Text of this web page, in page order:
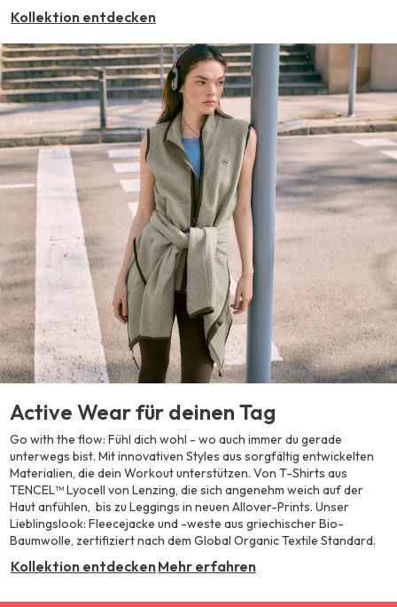
Kollektion entdecken
Active Wear für deinen Tag
Go with the flow: Fühl dich wohl - wo auch immer du gerade
unterwegs bist. Mit innovativen Styles aus sorgfältig entwickelten
Materialien, die dein Workout unterstützen. Von T-Shirts aus
TENCEL™ Lyocell von Lenzing, die sich angenehm weich auf der
Haut anfühlen, bis zu Leggings in neuen Allover-Prints. Unser
Lieblingslook: Fleecejacke und -weste aus griechischer Bio-
Baumwolle, zertifiziert nach dem Global Organic Textile Standard.
Kollektion entdeckenMehr erfahren